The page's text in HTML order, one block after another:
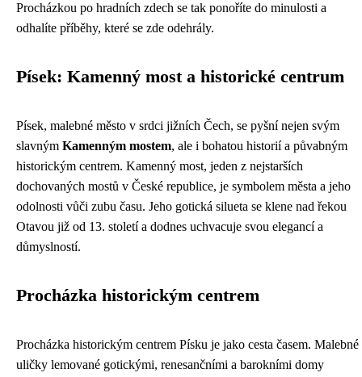
Procházkou po hradních zdech se tak ponoříte do minulosti a
odhalíte příběhy, které se zde odehrály.
Písek: Kamenný most a historické centrum
Písek, malebné město v srdci jižních Čech, se pyšní nejen svým
slavným Kamenným mostem, ale i bohatou historií a půvabným
historickým centrem. Kamenný most, jeden z nejstarších
dochovaných mostů v České republice, je symbolem města a jeho
odolnosti vůči zubu času. Jeho gotická silueta se klene nad řekou
Otavou již od 13. století a dodnes uchvacuje svou elegancí a
důmyslností.
Procházka historickým centrem
Procházka historickým centrem Písku je jako cesta časem. Malebné
uličky lemované gotickými, renesančními a barokními domy